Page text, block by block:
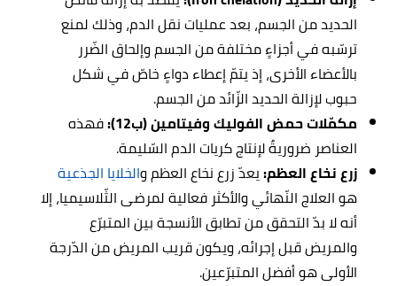
الحديد من الجسم، بعد عمليات نقل الدم، وذلك لمنع
ترسّبه في أجزاءٍ مختلفة من الجسم وإلحاق الضّرر
بالأعضاء الأخرى، إذ يتمّ إعطاء دواءٍ خاصّ في شكل
حبوب لإزالة الحديد الزّائد من الجسم.
مكمّلات حمض الفوليك وفيتامين (ب12):
فهذه
العناصر ضروريةٌ لإنتاج كريات الدم السّليمة.
زرع نخاع العظم:يعدّ زرع نخاع العظم والخلايا الجذعية
هو العلاج النّهائي والأكثر فعالية لمرضى الثّلاسيميا، إلا
أنه لا بدّ التحقق من تطابق الأنسجة بين المتبرّع
والمريض قبل إجرائه، ويكون قريب المريض من الدّرجة
الأولى هو أفضل المتبرّعين.